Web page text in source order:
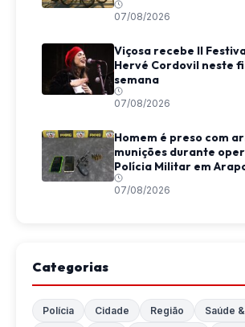
07/08/2026
Viçosa recebe II
Hervé Cordovil neste
semana
07/08/2026
Homem é preso com
munições durante
Polícia Militar em
07/08/2026
Categorias
Polícia Cidade Região
Saúde